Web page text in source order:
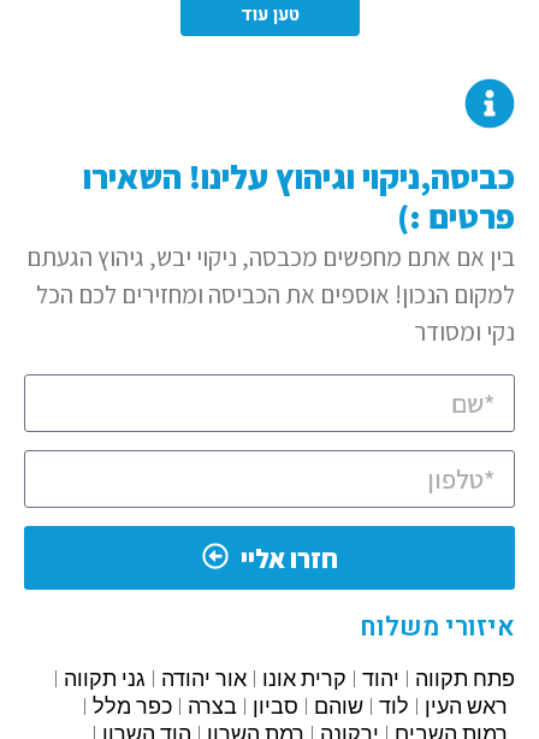
טען עוד
כביסה,ניקוי וגיהוץ עלינו! השאירו
פרטים :)
בין אם אתם מחפשים מכבסה, ניקוי יבש, גיהוץ הגעתם
למקום הנכון! אוספים את הכביסה ומחזירים לכם הכל
נקי ומסודר
חזרו אליי
איזורי משלוח
פתח תקווה יהוד קרית אונו אור יהודה
גני תקווה
ראש העין
לוד שוהם סביון בצרה
כפר מלל
רמות השבים
ירקונה רמת השרון הוד השרון